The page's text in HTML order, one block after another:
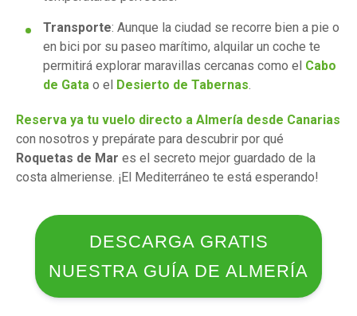
Transporte: Aunque la ciudad se recorre bien a pie o
en bici por su paseo marítimo, alquilar un coche te
permitirá explorar maravillas cercanas como el Cabo
de Gata o el Desierto de Tabernas.
Reserva ya tu vuelo directo a Almería desde Canarias
con nosotros y prepárate para descubrir por qué
Roquetas de Mar es el secreto mejor guardado de la
costa almeriense. ¡El Mediterráneo te está esperando!
DESCARGA GRATIS
NUESTRA GUÍA DE ALMERÍA